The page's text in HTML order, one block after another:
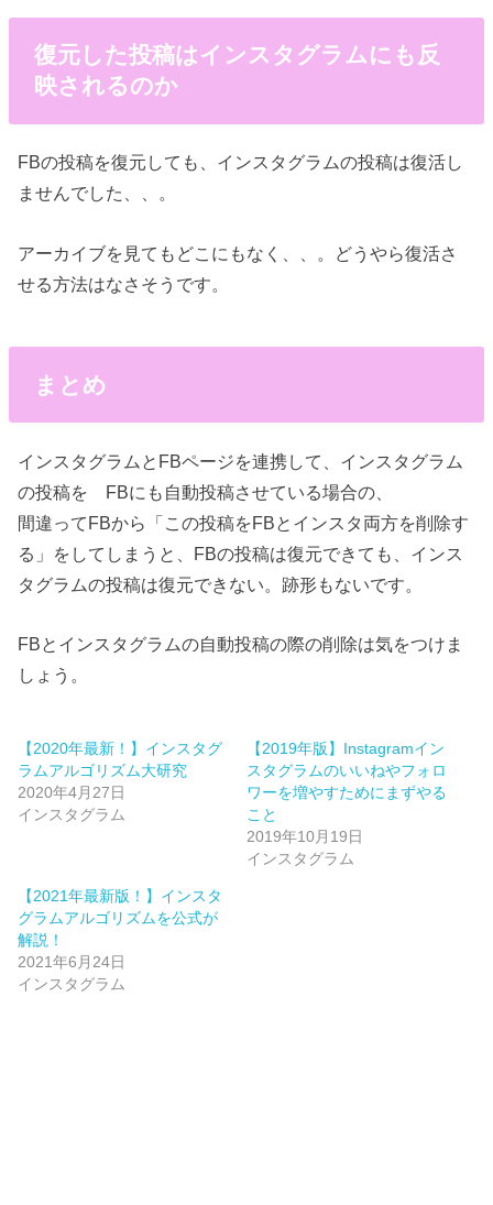
復元した投稿はインスタグラムにも反
映されるのか
FBの投稿を復元しても、インスタグラムの投稿は復活し
ませんでした、、。
アーカイブを見てもどこにもなく、、。どうやら復活さ
せる方法はなさそうです。
まとめ
インスタグラムとFBページを連携して、インスタグラム
の投稿を FBにも自動投稿させている場合の、
間違ってFBから「この投稿をFBとインスタ両方を削除す
る」をしてしまうと、FBの投稿は復元できても、インス
タグラムの投稿は復元できない。跡形もないです。
FBとインスタグラムの自動投稿の際の削除は気をつけま
しょう。
【2020年最新！】インスタグ
ラムアルゴリズム大研究
2020年4月27日
インスタグラム
【2019年版】Instagramイン
スタグラムのいいねやフォロ
ワーを増やすためにまずやる
こと
2019年10月19日
インスタグラム
【2021年最新版！】インスタ
グラムアルゴリズムを公式が
解説！
2021年6月24日
インスタグラム